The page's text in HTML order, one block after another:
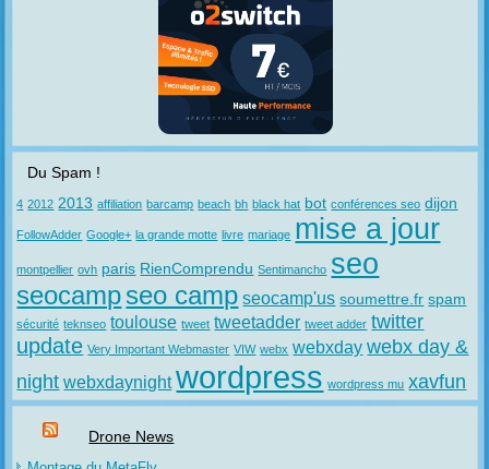
Du Spam !
4 2012 2013 affiliation barcamp beach bh black hat bot conférences seo dijon
FollowAdder Google+ la grande motte livre mariage mise a jour
montpellier ovh paris RienComprendu Sentimancho seo
seocampseo camp seocamp'us soumettre.fr spam
sécurité teknseo toulouse tweet tweetadder tweet adder twitter
update Very Important Webmaster VIW webx webxday webx day &
night webxdaynight wordpress wordpress mu xavfun
Drone News